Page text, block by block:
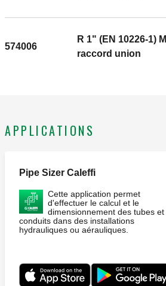
574006
R 1" (EN 10226-1) M
raccord union
APPLICATIONS
Pipe Sizer Caleffi
Cette application permet
d'effectuer le calcul et le
dimensionnement des tubes et
conduits dans des installations
hydrauliques ou aérauliques.